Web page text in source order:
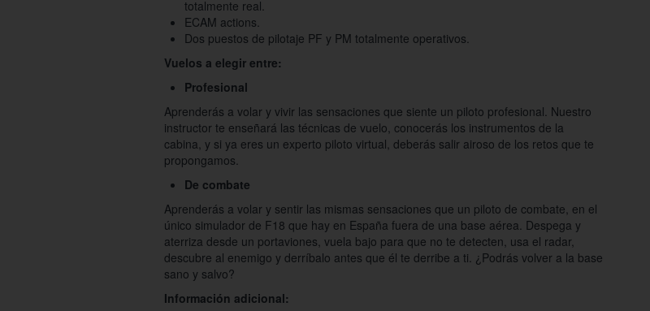
totalmente real.
ECAM actions.
Dos puestos de pilotaje PF y PM totalmente operativos.
Vuelos a elegir entre:
Profesional
Aprenderás a volar y vivir las sensaciones que siente un piloto profesional. Nuestro
instructor te enseñará las técnicas de vuelo, conocerás los instrumentos de la
cabina, y si ya eres un experto piloto virtual, deberás salir airoso de los retos que te
propongamos.
De combate
Aprenderás a volar y sentir las mismas sensaciones que un piloto de combate, en el
único simulador de F18 que hay en España fuera de una base aérea. Despega y
aterriza desde un portaviones, vuela bajo para que no te detecten, usa el radar,
descubre al enemigo y derríbalo antes que él te derribe a ti. ¿Podrás volver a la base
sano y salvo?
Información adicional: